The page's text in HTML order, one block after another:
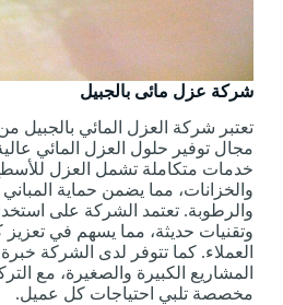
شركة عزل مائى بالجبيل
تعتبر شركة العزل المائي بالجبيل
مجال توفير حلول العزل المائي
خدمات متكاملة تشمل العزل
والخزانات، مما يضمن حماية
والرطوبة. تعتمد الشركة على
وتقنيات حديثة، مما يسهم في تعزيز
العملاء. كما تتوفر لدى الشركة
المشاريع الكبيرة والصغيرة، مع
مخصصة تلبي احتياجات كل عميل.